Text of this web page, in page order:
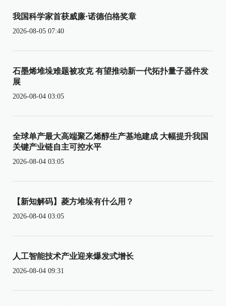
我国科学家首获威廉·诺德伯格奖章
2026-08-05 07:40
石墨烯堆垛难题被攻克 有望推动新一代拓扑量子器件发
展
2026-08-04 03:05
全球单产最大高端聚乙烯醇生产基地建成 大幅提升我国
关键产业链自主可控水平
2026-08-04 03:05
【新知解码】菱方堆垛有什么用？
2026-08-04 03:05
人工智能技术产业迎来爆发式增长
2026-08-04 09:31